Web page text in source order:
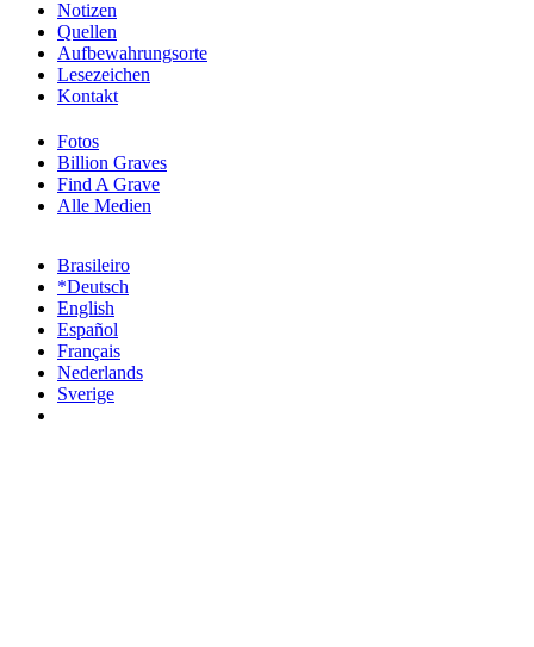
Fotos
Billion Graves
Find A Grave
Alle Medien
Notizen
Quellen
Aufbewahrungsorte
Lesezeichen
Kontakt
Brasileiro
*Deutsch
English
Español
Français
Nederlands
Sverige